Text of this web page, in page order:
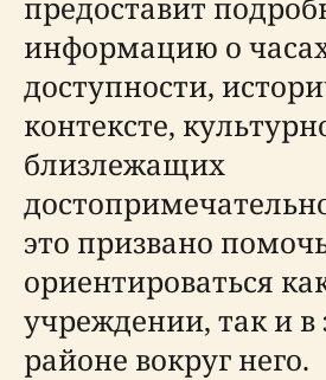
информацию о
доступности,
контексте,
близлежащих
это призвано
ориентироваться
учреждении, так и
районе вокруг него.